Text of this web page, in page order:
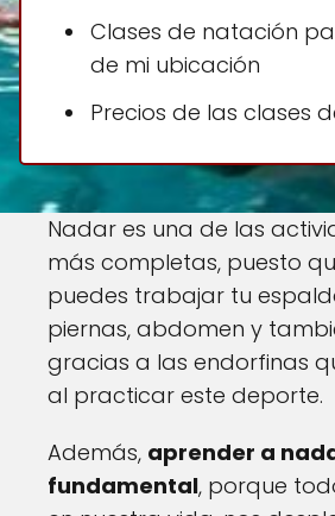
Clases de natación
de mi ubicación
Precios de las clases
Nadar es una de las
más completas, puesto
puedes trabajar tu
piernas, abdomen y
gracias a las endorfinas
al practicar este deporte.
Además, aprender a
fundamental, porque